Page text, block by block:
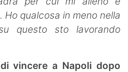
qualcosa in meno nella
questo sto lavorando
vincere a Napoli dopo